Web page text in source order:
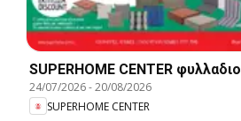
SUPERHOME CENTER φυλλαδιο
24/07/2026-20/08/2026
SUPERHOME CENTER